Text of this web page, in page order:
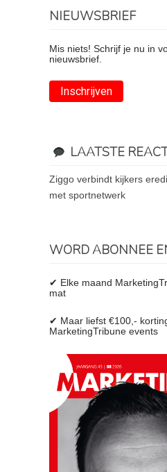
NIEUWSBRIEF
Mis niets! Schrijf je nu in
nieuwsbrief.
Inschrijven
LAATSTE
ziggo verbindt kijkers eredivisie op espn
met sportnetwerk
WORD ABONNEE
✔ Elke maand
mat
✔ Maar liefst €100,-
MarketingTribune events